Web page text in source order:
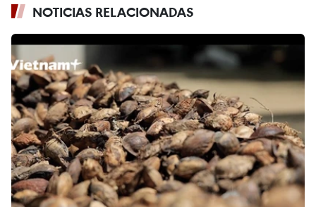
NOTICIAS RELACIONADAS